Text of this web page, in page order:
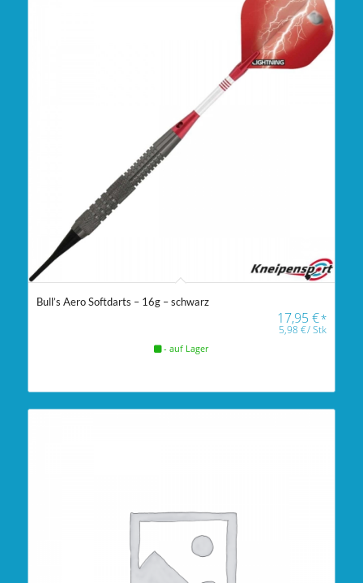
Bull’s Aero Softdarts – 16g – schwarz
17,95€*
5,98€/Stk
- auf Lager